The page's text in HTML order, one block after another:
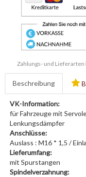
Zahlungs- und
Beschreibung
VK-Information:
für Fahrzeuge mit
Lenkungsdämpfer
Anschlüsse:
Auslass : M16 * 1,5 /
Lieferumfang:
mit Spurstangen
Spindelverzahnung: